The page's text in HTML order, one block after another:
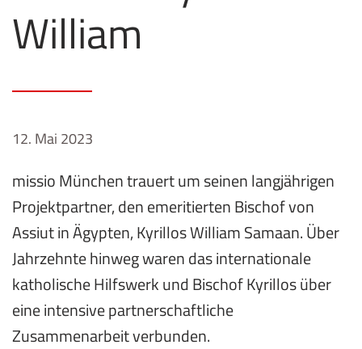
William
12. Mai 2023
missio München trauert um seinen langjährigen
Projektpartner, den emeritierten Bischof von
Assiut in Ägypten, Kyrillos William Samaan. Über
Jahrzehnte hinweg waren das internationale
katholische Hilfswerk und Bischof Kyrillos über
eine intensive partnerschaftliche
Zusammenarbeit verbunden.